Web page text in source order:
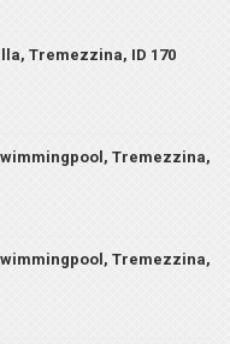
Tremezzina, ID 170
Tremezzina,
Tremezzina,